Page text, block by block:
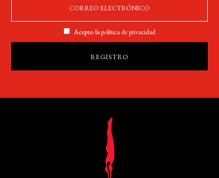
Acepto lapolítica de privacidad